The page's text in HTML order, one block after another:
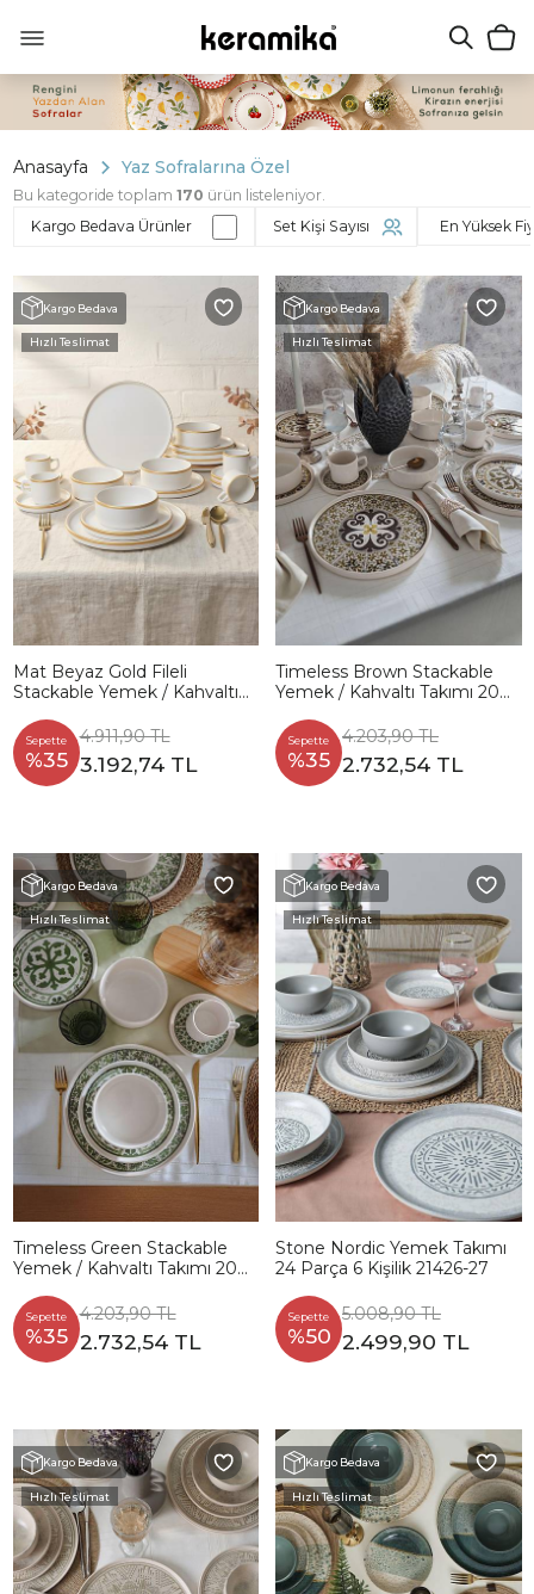
Anasayfa Yaz Sofralarına Özel
Bu kategoride toplam 170 ürün listeleniyor.
Kargo Bedava Ürünler
Set Kişi Sayısı
Kargo Bedava
Hızlı Teslimat
Mat Beyaz Gold Fileli
Stackable Yemek / Kahvaltı
Sepette
%35
4.911,90 TL
3.192,74 TL
Kargo Bedava
Hızlı Teslimat
Timeless Brown Stackable
Yemek / Kahvaltı Takımı 20
Sepette
%35
4.203,90 TL
2.732,54 TL
Kargo Bedava
Hızlı Teslimat
Timeless Green Stackable
Yemek / Kahvaltı Takımı 20
Sepette
%35
4.203,90 TL
2.732,54 TL
Kargo Bedava
Hızlı Teslimat
Stone Nordic Yemek Takımı
24 Parça 6 Kişilik 21426-27
Sepette
%50
5.008,90 TL
2.499,90 TL
Kargo Bedava
Hızlı Teslimat
Kargo Bedava
Hızlı Teslimat